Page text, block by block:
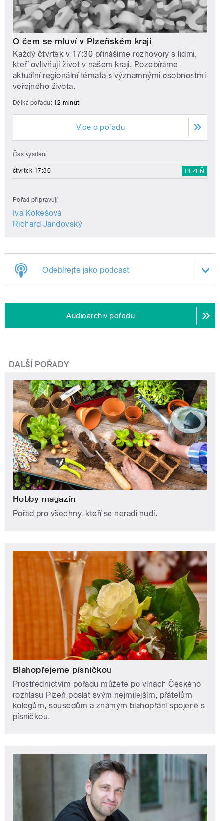
O čem se mluví v Plzeňském kraji
Každý čtvrtek v 17:30 přinášíme rozhovory s lidmi,
kteří ovlivňují život v našem kraji. Rozebíráme
aktuální regionální témata s významnými osobnostmi
veřejného života.
Délka pořadu: 12 minut
Více o pořadu
Čas vysílání
čtvrtek 17:30 PLZEŇ
Pořad připravují
Iva Kokešová
Richard Jandovský
Odebírejte jako podcast
Audioarchiv pořadu
DALŠÍ POŘADY
Hobby magazín
Pořad pro všechny, kteří se neradi nudí.
Blahopřejeme písničkou
Prostřednictvím pořadu můžete po vlnách Českého
rozhlasu Plzeň poslat svým nejmilejším, přátelům,
kolegům, sousedům a známým blahopřání spojené s
písničkou.